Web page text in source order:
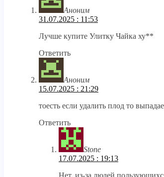
Аноним
31.07.2025 : 11:53
Лучше купите Улитку Чайка ху**
Ответить
Аноним
15.07.2025 : 21:29
тоесть если удалить плод то
Ответить
Stone
17.07.2025 : 19:13
Нет, из-за людей